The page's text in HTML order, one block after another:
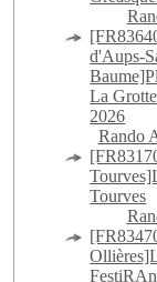
d'Aups-
La
2026
Rando
Tourves